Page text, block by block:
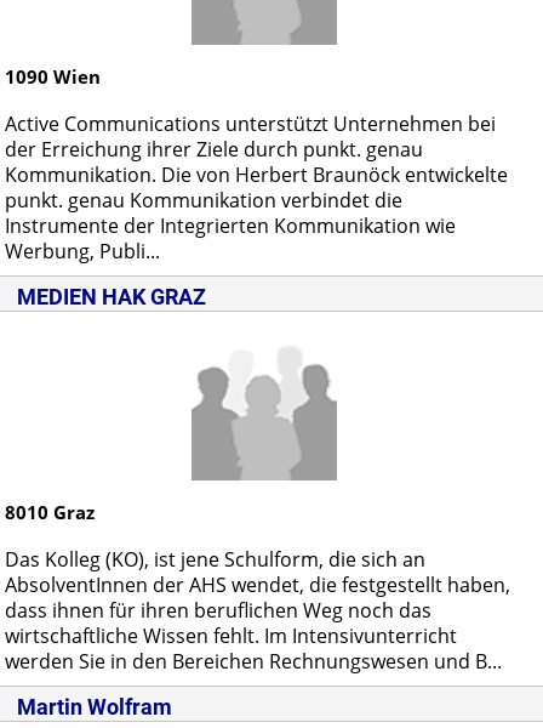
1090 Wien
Active Communications unterstützt Unternehmen bei
der Erreichung ihrer Ziele durch punkt. genau
Kommunikation. Die von Herbert Braunöck entwickelte
punkt. genau Kommunikation verbindet die
Instrumente der Integrierten Kommunikation wie
Werbung, Publi...
MEDIEN HAK GRAZ
8010 Graz
Das Kolleg (KO), ist jene Schulform, die sich an
AbsolventInnen der AHS wendet, die festgestellt haben,
dass ihnen für ihren beruflichen Weg noch das
wirtschaftliche Wissen fehlt. Im Intensivunterricht
werden Sie in den Bereichen Rechnungswesen und B...
Martin Wolfram